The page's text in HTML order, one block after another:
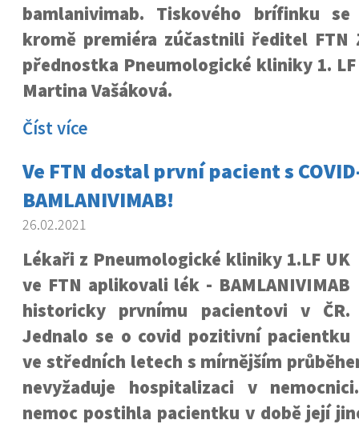
bamlanivimab. Tiskového brífinku se
kromě premiéra zúčastnili ředitel FTN
přednostka Pneumologické kliniky 1. LF
Martina Vašáková.
Číst více
Ve FTN dostal první pacient s
BAMLANIVIMAB!
26.02.2021
Lékaři z Pneumologické kliniky 1.LF UK
ve FTN aplikovali lék - BAMLANIVIMAB
historicky prvnímu pacientovi v ČR.
Jednalo se o covid pozitivní pacientku
ve středních letech s mírnějším
nevyžaduje hospitalizaci v
nemoc postihla pacientku v době její